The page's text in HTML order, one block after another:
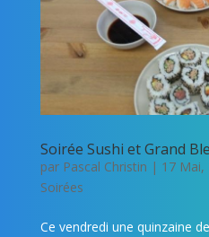
Soirée Sushi et Grand
par Pascal Christin | 17 Mai,
Soirées
Ce vendredi une quinzaine